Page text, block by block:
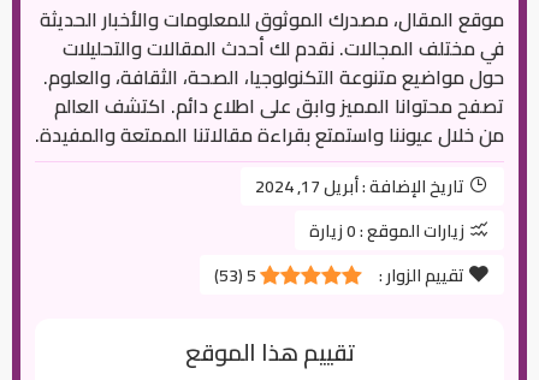
موقع المقال، مصدرك الموثوق للمعلومات والأخبار الحديثة
في مختلف المجالات. نقدم لك أحدث المقالات والتحليلات
حول مواضيع متنوعة التكنولوجيا، الصحة، الثقافة، والعلوم.
تصفح محتوانا المميز وابق على اطلاع دائم. اكتشف العالم
من خلال عيوننا واستمتع بقراءة مقالاتنا الممتعة والمفيدة.
تاريخ الإضافة :أبريل 17, 2024
زيارات الموقع :0 زيارة
تقييم الزوار :
5
(
53
)
تقييم هذا الموقع